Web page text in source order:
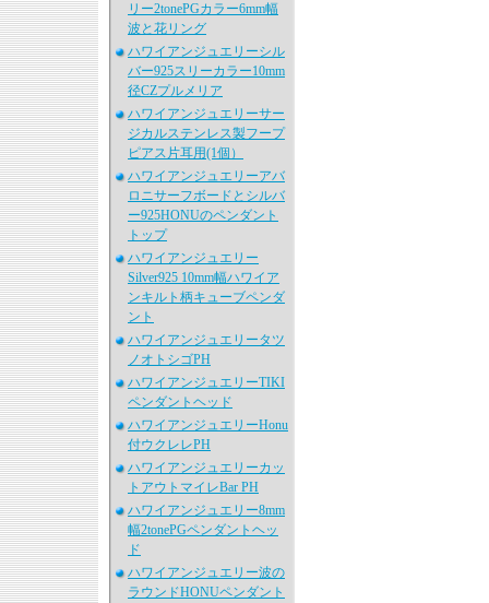
リー2tonePGカラー6mm幅
波と花リング
ハワイアンジュエリーシル
バー925スリーカラー10mm
径CZプルメリア
ハワイアンジュエリーサー
ジカルステンレス製フープ
ピアス片耳用(1個）
ハワイアンジュエリーアバ
ロニサーフボードとシルバ
ー925HONUのペンダント
トップ
ハワイアンジュエリー
Silver925 10mm幅ハワイア
ンキルト柄キューブペンダ
ント
ハワイアンジュエリータツ
ノオトシゴPH
ハワイアンジュエリーTIKI
ペンダントヘッド
ハワイアンジュエリーHonu
付ウクレレPH
ハワイアンジュエリーカッ
トアウトマイレBar PH
ハワイアンジュエリー8mm
幅2tonePGペンダントヘッ
ド
ハワイアンジュエリー波の
ラウンドHONUペンダント